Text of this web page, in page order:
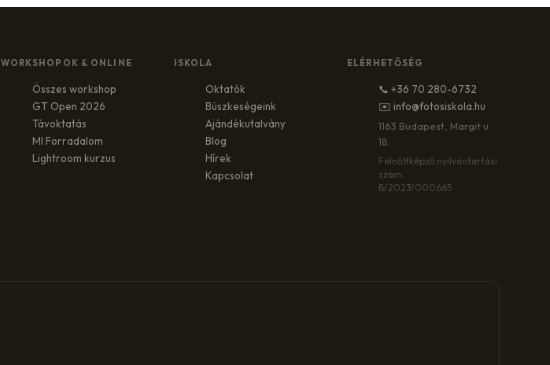
WORKSHOPOK & ONLINE
Összes workshop
GT Open 2026
Távoktatás
MI Forradalom
Lightroom kurzus
ISKOLA
Oktatók
Büszkeségeink
Ajándékutalvány
Blog
Hírek
Kapcsolat
ELÉRHETŐSÉG
📞 +36 70 280-6732
✉️ info@fotosiskola.hu
1163 Budapest, Margit u.
18.
Felnőttképző nyilvántartási
szám:
B/2023/000665